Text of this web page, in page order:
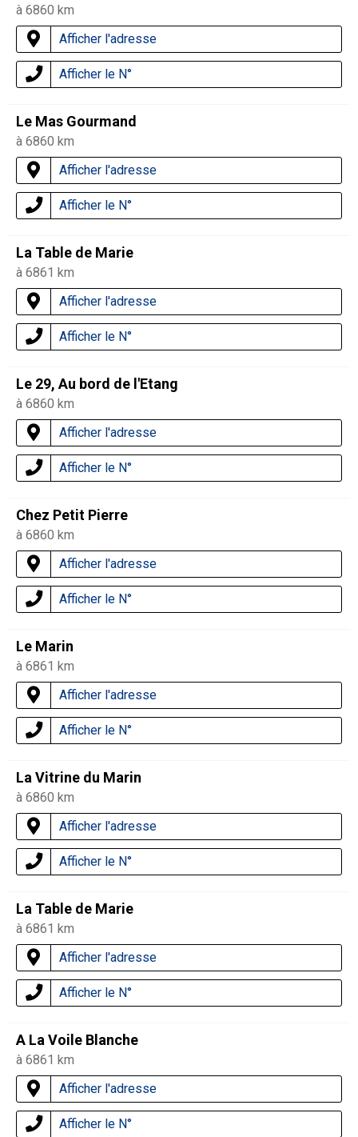
à 6860 km
Afficher l'adresse
Afficher le N°
Le Mas Gourmand
à 6860 km
Afficher l'adresse
Afficher le N°
La Table de Marie
à 6861 km
Afficher l'adresse
Afficher le N°
Le 29, Au bord de l'Etang
à 6860 km
Afficher l'adresse
Afficher le N°
Chez Petit Pierre
à 6860 km
Afficher l'adresse
Afficher le N°
Le Marin
à 6861 km
Afficher l'adresse
Afficher le N°
La Vitrine du Marin
à 6860 km
Afficher l'adresse
Afficher le N°
La Table de Marie
à 6861 km
Afficher l'adresse
Afficher le N°
A La Voile Blanche
à 6861 km
Afficher l'adresse
Afficher le N°